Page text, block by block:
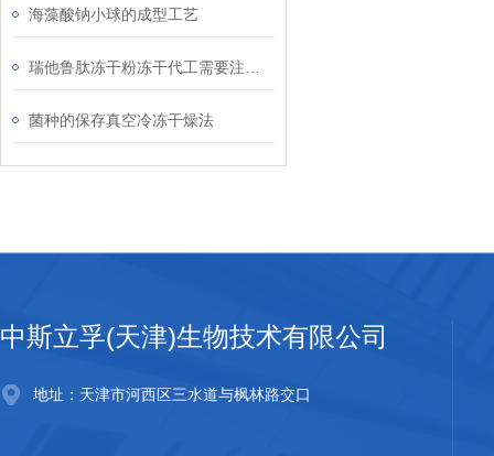
海藻酸钠小球的成型工艺
菌种的保存真空冷冻干燥法
中斯立孚(天津)生物技术有限公司
地址：天津市河西区三水道与枫林路交口